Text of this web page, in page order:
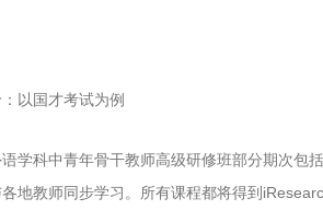
以国才考试为例
学科中青年骨干教师高级研修班部分期次包
地教师同步学习。所有课程都将得到